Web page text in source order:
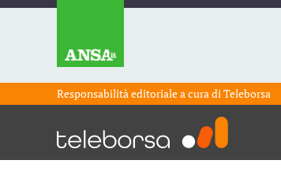
Responsabilità editoriale a cura diTeleborsa